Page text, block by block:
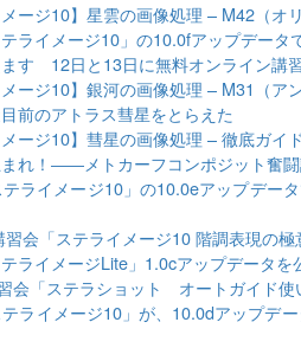
ージ10】星雲の画像処理 – M42（オ
ライメージ10」の10.0fアップデー
す 12日と13日に無料オンライン講
ージ10】銀河の画像処理 – M31（ア
前のアトラス彗星をとらえた
ージ10】彗星の画像処理 – 徹底ガイド
れ！――メトカーフコンポジット奮
ライメージ10」の10.0eアップデー
会「ステライメージ10 階調表現の極
ライメージLite」1.0cアップデータ
会「ステラショット オートガイド使
ライメージ10」が、10.0dアップデ